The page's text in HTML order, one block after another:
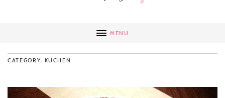
MENU
CATEGORY: KUCHEN